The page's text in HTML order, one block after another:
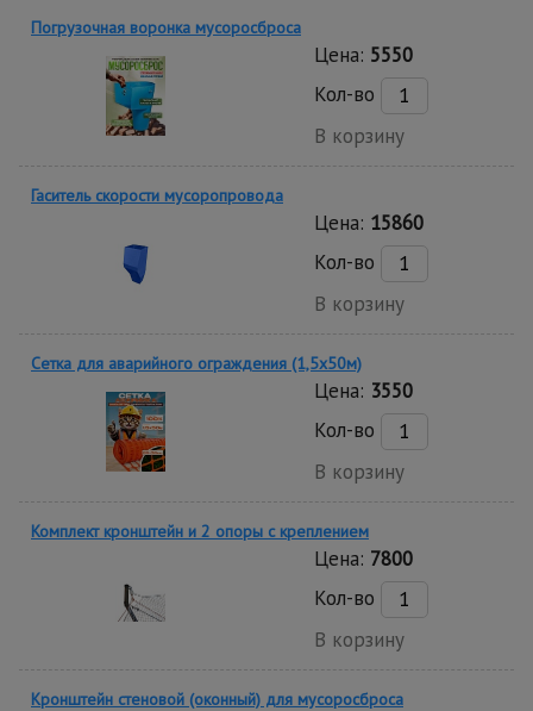
Погрузочная воронка мусоросброса
Цена: 5550
Кол-во
В корзину
Гаситель скорости мусоропровода
Цена: 15860
Кол-во
В корзину
Сетка для аварийного ограждения (1,5х50м)
Цена: 3550
Кол-во
В корзину
Комплект кронштейн и 2 опоры с креплением
Цена: 7800
Кол-во
В корзину
Кронштейн стеновой (оконный) для мусоросброса